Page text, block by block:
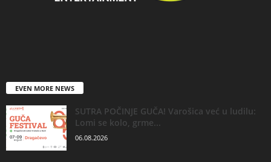
EVEN MORE NEWS
SUTRA POČINJE GUČA! Varošica već u ludilu:
Lomi se kolo, grme...
06.08.2026